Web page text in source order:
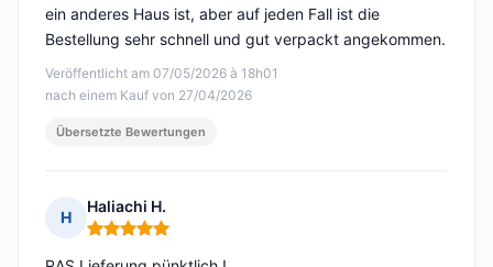
Veröffentlicht am 07/05/2026 à 18h01
nach einem Kauf von 27/04/2026
ein anderes Haus ist, aber auf jeden Fall ist die
Bestellung sehr schnell und gut verpackt angekommen.
Übersetzte Bewertungen
H
Haliachi H.
Hinweis: 5 von 5